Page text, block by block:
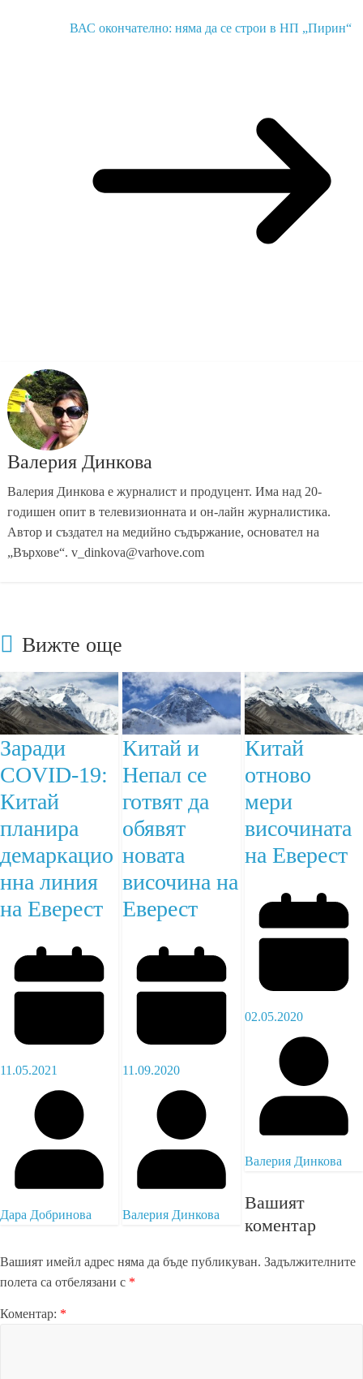
ВАС окончателно: няма да се строи в НП „Пирин“
Валерия Динкова
Валерия Динкова е журналист и продуцент. Има над 20-
годишен опит в телевизионната и он-лайн журналистика.
Автор и създател на медийно съдържание, основател на
„Върхове“. v_dinkova@varhove.com
Вижте още
Заради
COVID-19:
Китай
планира
демаркацио
нна линия
на Еверест
11.05.2021
Дара Добринова
Китай и
Непал се
готвят да
обявят
новата
височина на
Еверест
11.09.2020
Валерия Динкова
Китай
отново
мери
височината
на Еверест
02.05.2020
Валерия Динкова
Вашият
коментар
Вашият имейл адрес няма да бъде публикуван. Задължителните
полета са отбелязани с *
Коментар: *